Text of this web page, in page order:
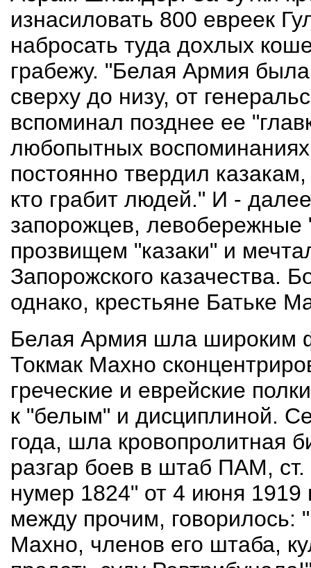
изнасиловать 800 евреек
набросать туда дохлых
грабежу. "Белая Армия
сверху до низу, от
вспоминал позднее ее
любопытных
постоянно твердил
кто грабит людей." И -
запорожцев, левобережные
прозвищем "казаки" и
Запорожского казачества.
однако, крестьяне Батьке
Белая Армия шла широким
Токмак Махно
греческие и еврейские
к "белым" и дисциплиной.
года, шла кровопролитная
разгар боев в штаб ПАМ,
нумер 1824" от 4 июня 1919
между прочим, говорилось:
Махно, членов его штаба,